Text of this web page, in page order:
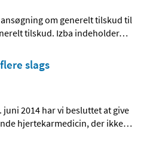
om generelt tilskud til
tilskud. Izba indeholder…
slags
2014 har vi besluttet at give
hjertekarmedicin, der ikke…